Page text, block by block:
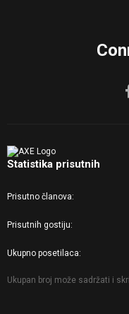
Statistika prisutnih
Prisutno članova
Prisutnih gostiju
Ukupno posetilaca
Ukupan broj može sadržati i